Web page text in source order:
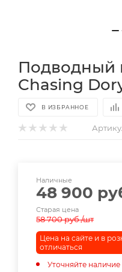
Подводный
Chasing
В ИЗБРАННОЕ
Наличные
48 900
Старая цена
58 700руб./шт
Цена на сайте и в
отличаться
Уточняйте наличие